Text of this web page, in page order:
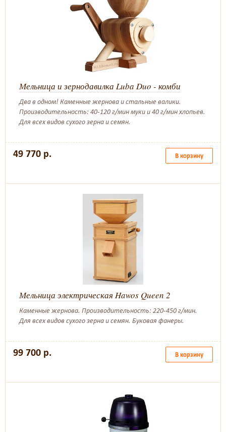
Мельница и зернодавилка Luba Duo - комби
Два в одном! Каменные жернова и стальные валики.
Производительность: 40-120 г/мин муки и 40 г/мин хлопьев.
Для всех видов сухого зерна и семян.
49 770 р. В корзину
Мельница электрическая Hawos Queen 2
Каменные жернова. Производительность: 220-450 г/мин.
Для всех видов сухого зерна и семян. Буковая фанеры.
99 700 р. В корзину